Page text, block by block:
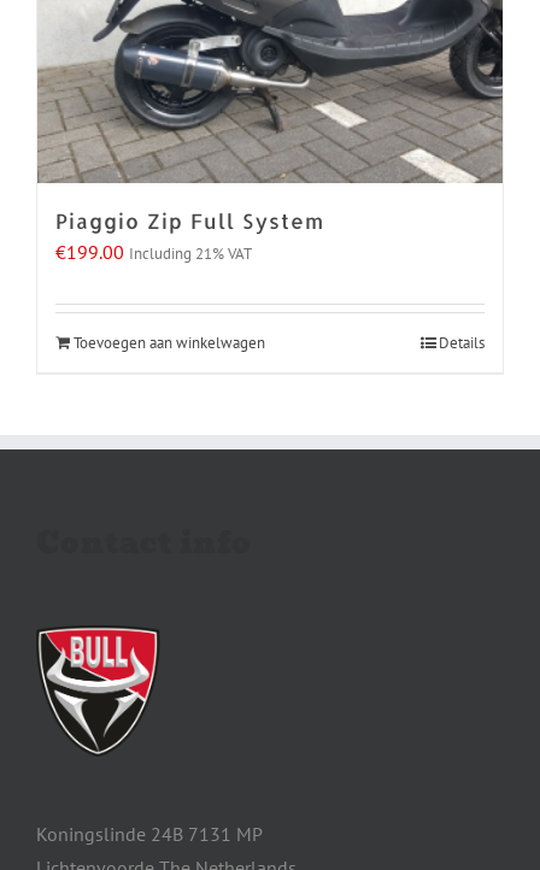
Piaggio Zip Full System
€199.00 Including 21% VAT
Toevoegen aan winkelwagen Details
Koningslinde 24B 7131 MP